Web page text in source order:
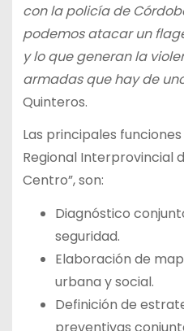
con la policía de
podemos atacar un
y lo que generan la
armadas que hay de
Quinteros.
Las principales
Regional Interprovincial
Centro”, son:
Diagnóstico
seguridad.
Elaboración de
urbana y social.
Definición de